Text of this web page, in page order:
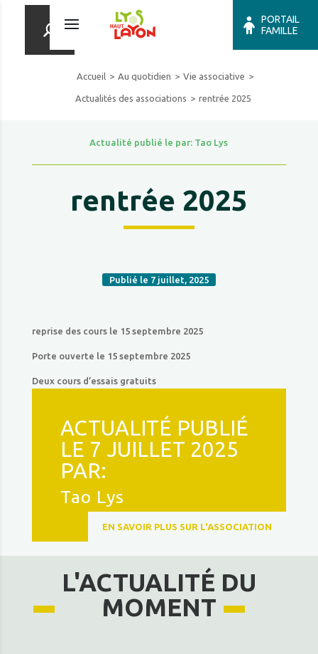
PORTAIL
FAMILLE
Accueil Au quotidien Vie associative
Actualités des associations rentrée 2025
Actualité publié le par: Tao Lys
rentrée 2025
Publié le 7 juillet, 2025
reprise des cours le 15 septembre 2025
Porte ouverte le 15 septembre 2025
Deux cours d’essais gratuits
ACTUALITÉ PUBLIÉ
LE 7 JUILLET 2025
PAR:
Tao Lys
EN SAVOIR PLUS SUR L'ASSOCIATION
L'ACTUALITÉ DU
MOMENT